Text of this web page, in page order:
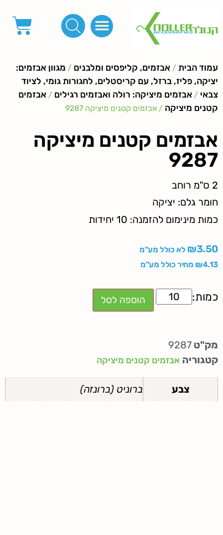
עמוד הבית / אבזמים, קליפסים ומלבנים / מגוון אבזמים:
יציקה, פליז, ברזל, עם קריסטלים, לחגורות גומי, לציוד
צבאי / אבזמים מיציקה: רולה ואבזמים רגילים / אבזמים
קטנים מיציקה / אבזמים קטנים מיציקה 9287
אבזמים קטנים מיציקה
9287
2 ס"מ רוחב
חומר גלם: יציקה
כמות מינימום להזמנה: 10 יחידות
₪3.50
לא כולל מע"מ
₪4.13 מחיר כולל מע"מ
הוספה לסל
מק"ט 9287
קטגוריה אבזמים קטנים מיציקה
צבע ברוניט (ברונזה)